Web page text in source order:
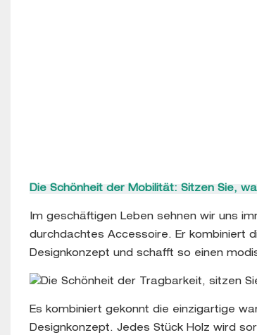
Die Schönheit der Mobilität: Sitzen Sie,
Im geschäftigen Leben sehnen wir uns
durchdachtes Accessoire. Er kombiniert
Designkonzept und schafft so einen
Es kombiniert gekonnt die einzigartige
Designkonzept. Jedes Stück Holz wird